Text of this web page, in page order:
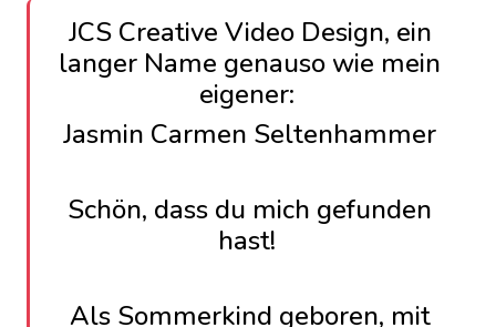
JCS Creative Video Design, ein
langer Name genauso wie mein
eigener:
Jasmin Carmen Seltenhammer
Schön, dass du mich gefunden
hast!
Als Sommerkind geboren, mit